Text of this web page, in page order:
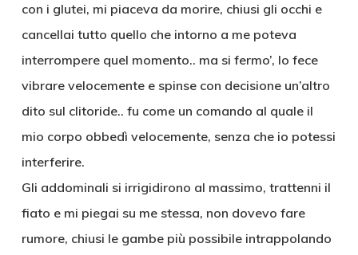
con i glutei, mi piaceva da morire, chiusi gli occhi e
cancellai tutto quello che intorno a me poteva
interrompere quel momento.. ma si fermo’, lo fece
vibrare velocemente e spinse con decisione un’altro
dito sul clitoride.. fu come un comando al quale il
mio corpo obbedì velocemente, senza che io potessi
interferire.
Gli addominali si irrigidirono al massimo, trattenni il
fiato e mi piegai su me stessa, non dovevo fare
rumore, chiusi le gambe più possibile intrappolando